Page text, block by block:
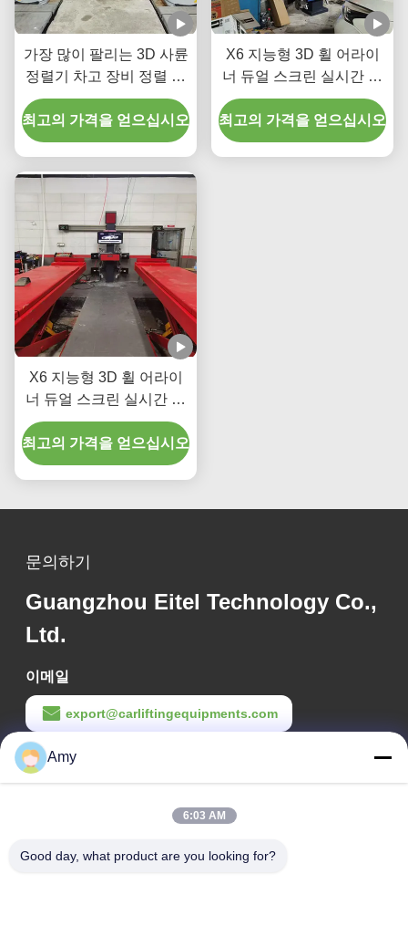
가장 많이 팔리는 3D 사륜
정렬기 차고 장비 정렬 기
계 자동차 바퀴 정렬 수리
기계
최고의 가격을 얻으십시오
X6 지능형 3D 휠 어라이
너 듀얼 스크린 실시간 추
적 및 고 정밀 3D 이미징
최고의 가격을 얻으십시오
X6 지능형 3D 휠 어라이
너 듀얼 스크린 실시간 추
적 및 고 정밀 3D 이미징
최고의 가격을 얻으십시오
문의하기
Guangzhou Eitel Technology Co.,
Ltd.
이메일
export@carliftingequipments.com
작업 시간
09:00-18:00
회사 주소
Amy
6:03 AM
Good day, what product are you looking for?